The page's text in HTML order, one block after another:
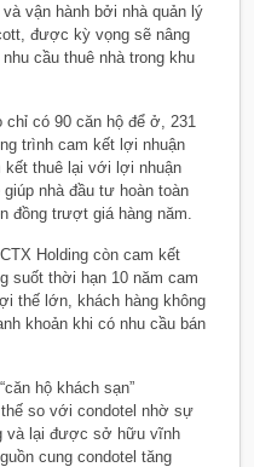
vận hành bởi nhà quản lý
được kỳ vọng sẽ nâng
cầu thuê nhà trong khu
có 90 căn hộ để ở, 231
trình cam kết lợi nhuận
kết thuê lại với lợi nhuận
nhà đầu tư hoàn toàn
đồng trượt giá hàng năm.
Holding còn cam kết
suốt thời hạn 10 năm cam
thế lớn, khách hàng không
khoản khi có nhu cầu bán
hộ khách sạn”
so với condotel nhờ sự
và lại được sở hữu vĩnh
cung condotel tăng